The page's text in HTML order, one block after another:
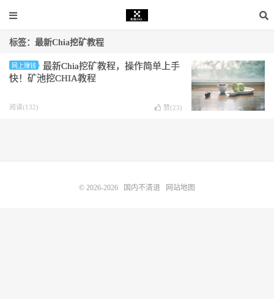
标签：最新Chia挖矿教程
网上赚钱
最新Chia挖矿教程，操作简单上手
快！矿池挖CHIA教程
阅读(132) 赞(23)
© 2026-2026 国内不清退 网站地图